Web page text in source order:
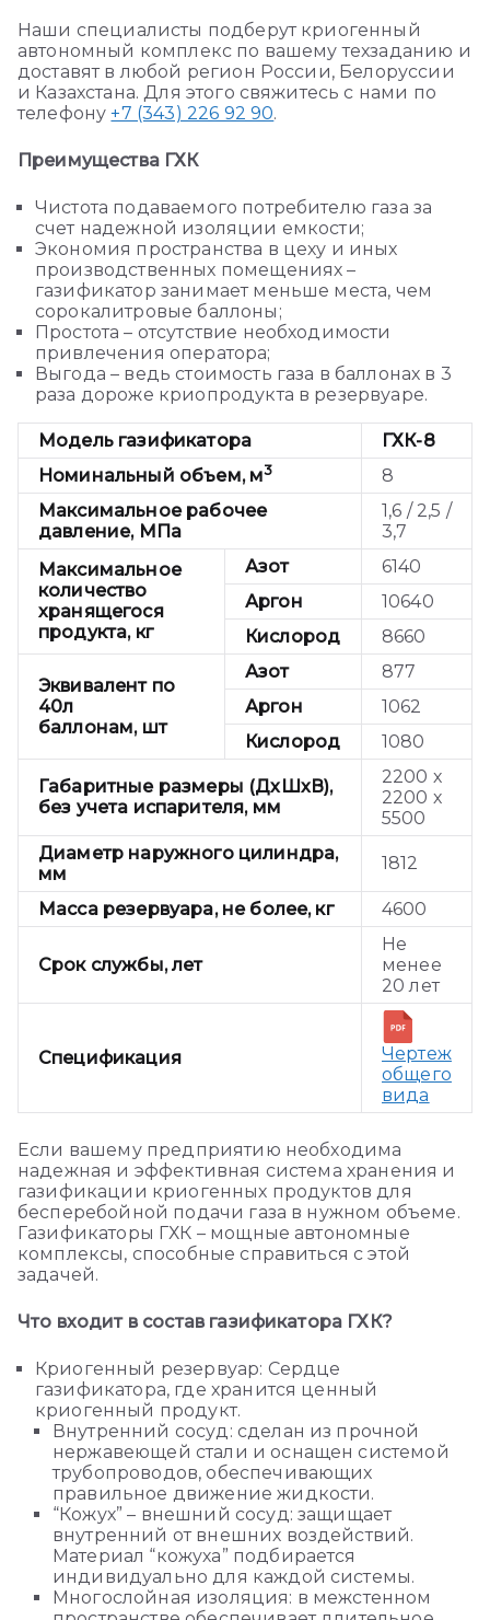
Наши специалисты подберут криогенный
автономный комплекс по вашему техзаданию и
доставят в любой регион России, Белоруссии
и Казахстана. Для этого свяжитесь с нами по
телефону+7 (343) 226 92 90.
Преимущества ГХК
Чистота подаваемого потребителю газа за
счет надежной изоляции емкости;
Экономия пространства в цеху и иных
производственных помещениях –
газификатор занимает меньше места, чем
сорокалитровые баллоны;
Простота – отсутствие необходимости
привлечения оператора;
Выгода – ведь стоимость газа в баллонах в 3
раза дороже криопродукта в резервуаре.
Модель газификатора
ГХК-8
Номинальный объем, м3
8
Максимальное рабочее
давление, МПа
1,6 / 2,5 /
3,7
Максимальное
количество
хранящегося
продукта, кг
Азот
6140
Аргон
10640
Кислород
8660
Эквивалент по
40л
баллонам, шт
Азот
877
Аргон
1062
Кислород
1080
Габаритные размеры (ДхШхВ),
без учета испарителя, мм
2200 х
2200 х
5500
Диаметр наружного цилиндра,
мм
1812
Масса резервуара, не более, кг 4600
Срок службы, лет
Не
менее
20 лет
Спецификация
Чертеж
общего
вида
Если вашему предприятию необходима
надежная и эффективная система хранения и
газификации криогенных продуктов для
бесперебойной подачи газа в нужном объеме.
Газификаторы ГХК – мощные автономные
комплексы, способные справиться с этой
задачей.
Что входит в состав газификатора ГХК?
Криогенный резервуар: Сердце
газификатора, где хранится ценный
криогенный продукт.
Внутренний сосуд: сделан из прочной
нержавеющей стали и оснащен системой
трубопроводов, обеспечивающих
правильное движение жидкости.
“Кожух” – внешний сосуд: защищает
внутренний от внешних воздействий.
Материал “кожуха” подбирается
индивидуально для каждой системы.
Многослойная изоляция: в межстенном